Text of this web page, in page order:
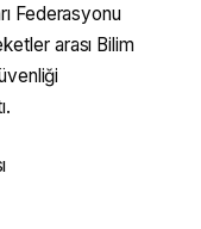
Federasyonu
arası Bilim